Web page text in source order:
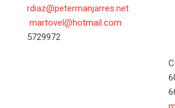
rdiaz@petermanjarres.net
martovel@hotmail.com
5729972